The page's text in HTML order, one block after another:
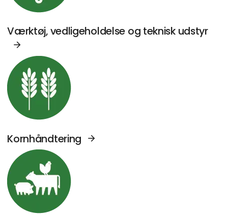
Værktøj, vedligeholdelse og teknisk udstyr
Kornhåndtering